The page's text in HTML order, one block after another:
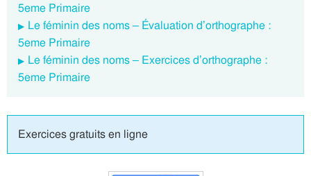
5eme Primaire
Le féminin des noms – Évaluation d’orthographe :
5eme Primaire
Le féminin des noms – Exercices d’orthographe :
5eme Primaire
Exercices gratuits en ligne